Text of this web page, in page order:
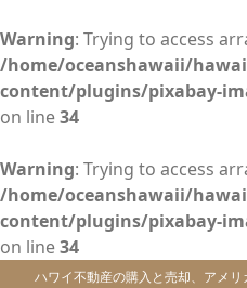
Warning: Trying to access
/home/oceanshawaii/
content/plugins/pixabay-
on line34
Warning: Trying to access
/home/oceanshawaii/
content/plugins/pixabay-
on line34
ハワイ不動産の購入と売却、アメ